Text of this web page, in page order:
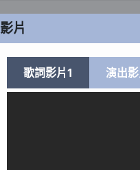
影片
歌詞影片1 演出影